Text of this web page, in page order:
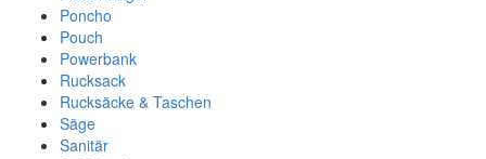
Poncho
Pouch
Powerbank
Rucksack
Rucksäcke & Taschen
Säge
Sanitär